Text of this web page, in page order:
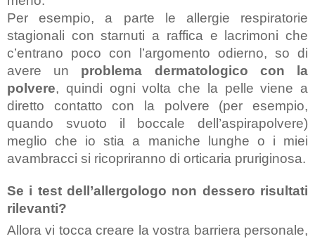
Per esempio, a parte le allergie respiratorie
stagionali con starnuti a raffica e lacrimoni che
c’entrano poco con l’argomento odierno, so di
avere un problema dermatologico con la
polvere, quindi ogni volta che la pelle viene a
diretto contatto con la polvere (per esempio,
quando svuoto il boccale dell’aspirapolvere)
meglio che io stia a maniche lunghe o i miei
avambracci si ricopriranno di orticaria pruriginosa.
Se i test dell’allergologo non dessero risultati
rilevanti?
Allora vi tocca creare la vostra barriera personale,